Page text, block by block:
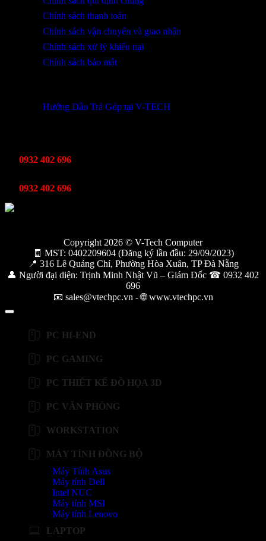
Chính sách thanh toán
Chính sách vận chuyển và giao nhận
Chính sách xử lý khiếu nại
Chính sách bảo mật
Hướng Dẫn Trả Góp tại V-TECH
0932 402 696
0932 402 696
Copyright 2026 © V-Tech Computer
🧾 MST: 0402209604 (Đăng ký lần đầu: 29/09/2023)
📍 316 Lê Quảng Chí, Phường Hòa Xuân, TP Đà Nẵng
👤 Người đại diện: Trịnh Minh Nhật Vũ – Giám Đốc ☎ 0932 402
696
📧 sales@vtechpc.vn - 🌐 www.vtechpc.vn
PC HI-END
PC GAMING
PC THIẾT KẾ ĐỒ HỌA 3D
PC VĂN PHÒNG
WORKSTATION
MÁY TÍNH ĐỒNG BỘ
Máy Tính Asus
Máy tính Dell
Intel NUC
Máy tính MSI
Máy tính Lenovo
LAPTOP